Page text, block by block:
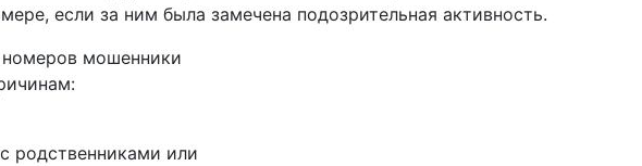
если за ним была замечена подозрительная активность.
номеров мошенники
родственниками или